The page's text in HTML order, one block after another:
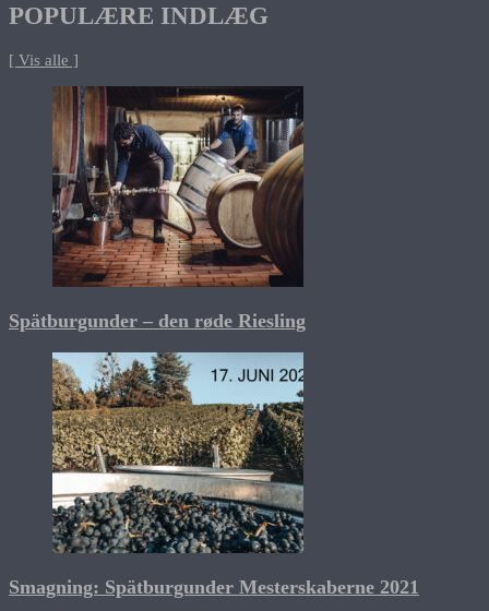
POPULÆRE INDLÆG
[ Vis alle ]
Spätburgunder – den røde Riesling
Smagning: Spätburgunder Mesterskaberne 2021